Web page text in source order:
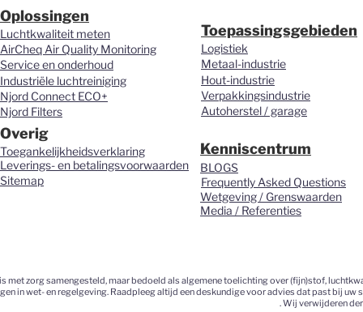
Oplossingen
Luchtkwaliteit meten
AirCheq Air Quality Monitoring
Service en onderhoud
Industriële luchtreiniging
Njord Connect ECO+
Njord Filters
Overig
Toegankelijkheidsverklaring
Leverings- en betalingsvoorwaarden
Sitemap
Toepassingsgebieden
Logistiek
Metaal-industrie
Hout-industrie
Verpakkingsindustrie
Autoherstel / garage
Kenniscentrum
BLOGS
Frequently Asked Questions
Wetgeving / Grenswaarden
Media / Referenties
met zorg samengesteld, maar bedoeld als algemene toelichting over (fijn)stof,
in wet- en regelgeving. Raadpleeg altijd een deskundige voor advies dat past bij
. Wij verwijderen